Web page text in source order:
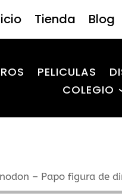
Tienda Blog
PELICULAS
COLEGIO
– Papo figura de